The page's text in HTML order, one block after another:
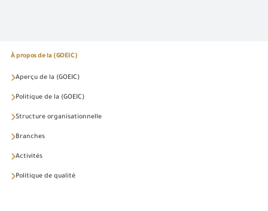
À propos de la (GOEIC)
Aperçu de la (GOEIC)
Politique de la (GOEIC)
Structure organisationnelle
Branches
Activités
Politique de qualité